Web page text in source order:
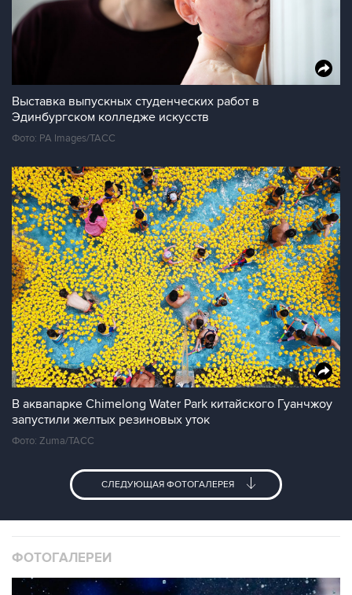
Выставка выпускных студенческих работ в
Эдинбургском колледже искусств
Фото: PA Images/ТАСС
В аквапарке Chimelong Water Park китайского Гуанчжоу
запустили желтых резиновых уток
Фото: Zuma/ТАСС
СЛЕДУЮЩАЯ ФОТОГАЛЕРЕЯ
ФОТОГАЛЕРЕИ